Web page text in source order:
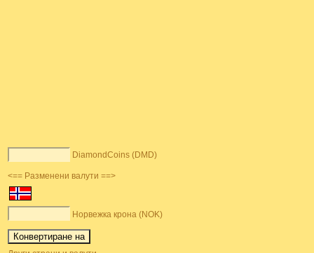
DiamondCoins (DMD)
<== Разменени валути ==>
Норвежка крона (NOK)